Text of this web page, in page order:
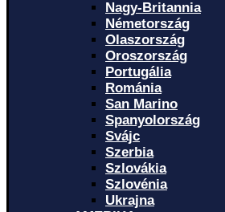
Nagy-Britannia
Németország
Olaszország
Oroszország
Portugália
Románia
San Marino
Spanyolország
Svájc
Szerbia
Szlovákia
Szlovénia
Ukrajna